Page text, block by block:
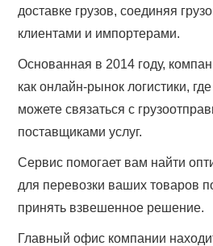
доставке грузов, соединяя
клиентами и импортерами.
Основанная в 2014 году,
как онлайн-рынок логистики,
можете связаться с
поставщиками услуг.
Сервис помогает вам найти
для перевозки ваших товаров
принять взвешенное решение.
Главный офис компании